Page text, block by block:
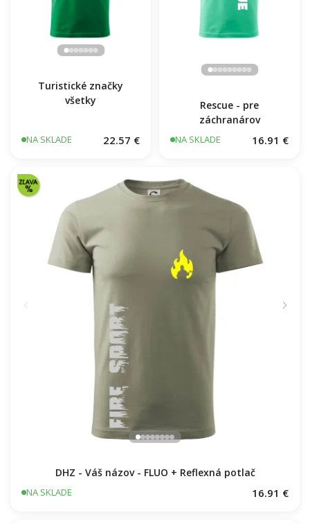
Turistické značky
všetky
NA SKLADE 22.57 €
Rescue - pre
záchranárov
NA SKLADE 16.91 €
DHZ - Váš názov - FLUO + Reflexná potlač
NA SKLADE 16.91 €